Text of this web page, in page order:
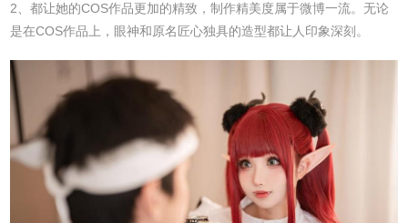
2、都让她的COS作品更加的精致，制作精美度属于微博一流。无论
是在COS作品上，眼神和原名匠心独具的造型都让人印象深刻。